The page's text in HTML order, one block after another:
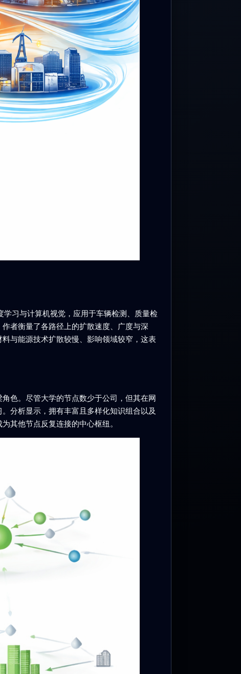
习与计算机视觉，应用于车辆检测、质量检
者衡量了各路径上的扩散速度、广度与深
与能源技术扩散较慢、影响领域较窄，这表
色。尽管大学的节点数少于公司，但其在网
分析显示，拥有丰富且多样化知识组合以及
其他节点反复连接的中心枢纽。